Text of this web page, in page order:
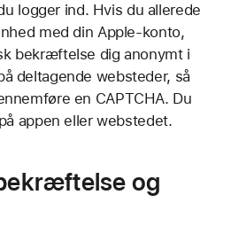
logger ind. Hvis du allerede
med din Apple-konto,
bekræftelse dig anonymt i
deltagende websteder, så
en CAPTCHA. Du
appen eller webstedet.
og